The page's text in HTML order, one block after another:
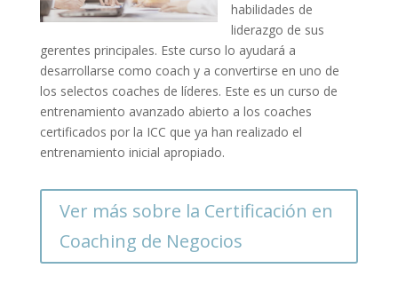
habilidades de
liderazgo de sus
gerentes principales. Este curso lo ayudará a
desarrollarse como coach y a convertirse en uno de
los selectos coaches de líderes. Este es un curso de
entrenamiento avanzado abierto a los coaches
certificados por la ICC que ya han realizado el
entrenamiento inicial apropiado.
Ver más sobre la Certificación en
Coaching de Negocios